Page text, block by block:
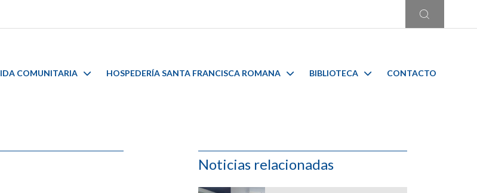
COMUNITARIA HOSPEDERÍA SANTA FRANCISCA ROMANA BIBLIOTECA CONTACTO
Noticias relacionadas